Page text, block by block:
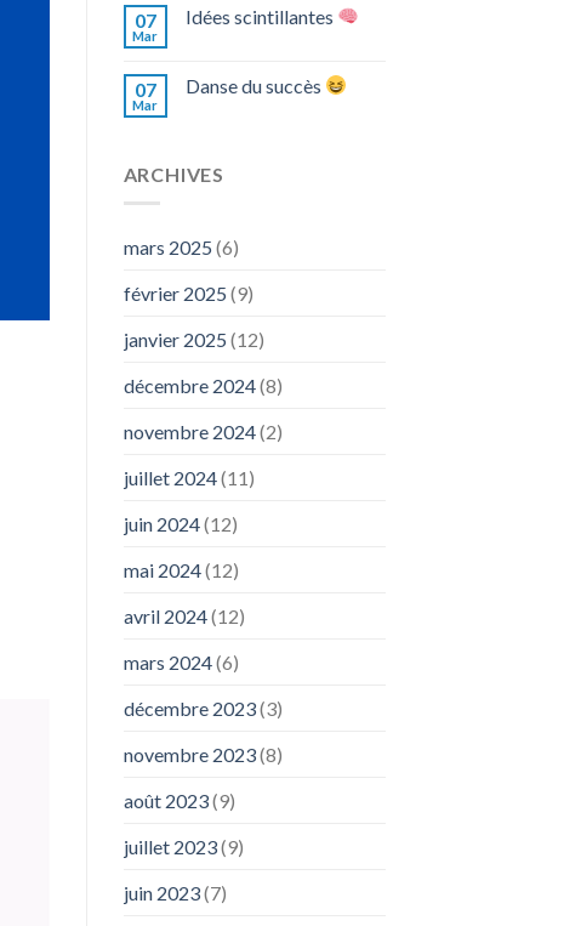
07
Mar
Idées scintillantes
07
Mar
Danse du succès
ARCHIVES
mars 2025 (6)
février 2025 (9)
janvier 2025 (12)
décembre 2024(8)
novembre 2024(2)
juillet 2024(11)
juin 2024(12)
mai 2024(12)
avril 2024(12)
mars 2024(6)
décembre 2023(3)
novembre 2023(8)
août 2023(9)
juillet 2023(9)
juin 2023(7)